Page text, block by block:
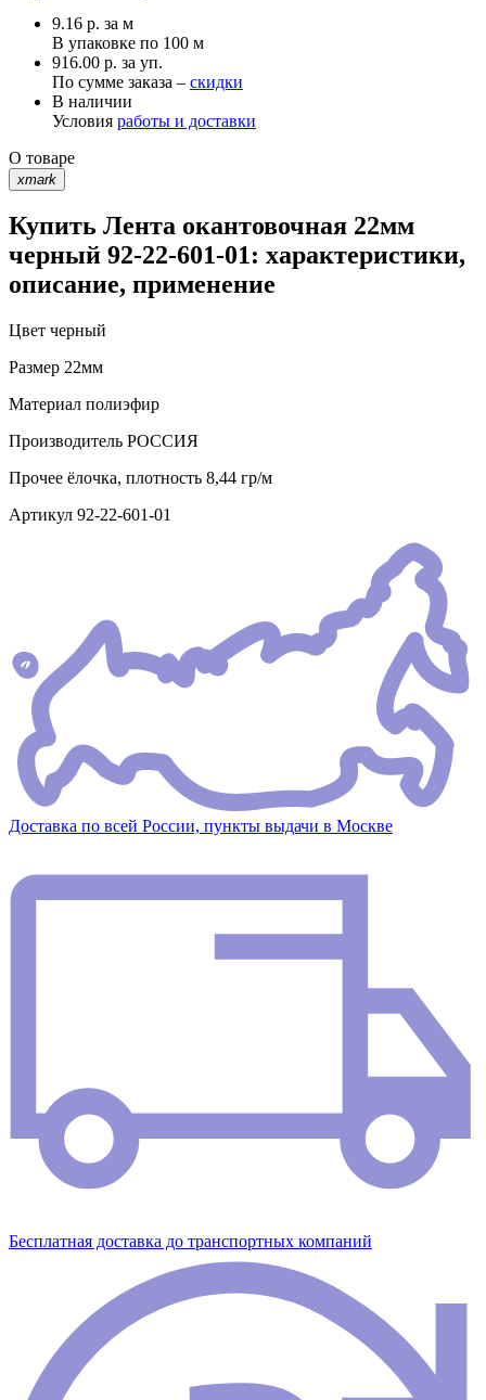
9.16 р. за м
В упаковке по 100 м
916.00 р. за уп.
По сумме заказа – скидки
В наличии
Условия работы и доставки
О товаре
xmark
Купить Лента окантовочная 22мм
черный 92-22-601-01: характеристики,
описание, применение
Цвет черный
Размер 22мм
Материал полиэфир
Производитель РОССИЯ
Прочее ёлочка, плотность 8,44 гр/м
Артикул 92-22-601-01
Доставка по всей России, пункты выдачи в Москве
Бесплатная доставка до транспортных компаний